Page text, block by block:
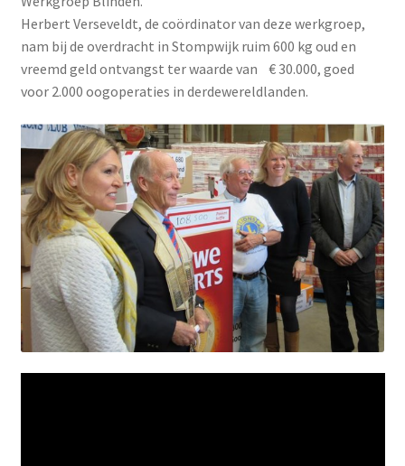
Herbert Verseveldt, de coördinator van deze werkgroep,
nam bij de overdracht in Stompwijk ruim 600 kg oud en
vreemd geld ontvangst ter waarde van € 30.000, goed
voor 2.000 oogoperaties in derdewereldlanden.